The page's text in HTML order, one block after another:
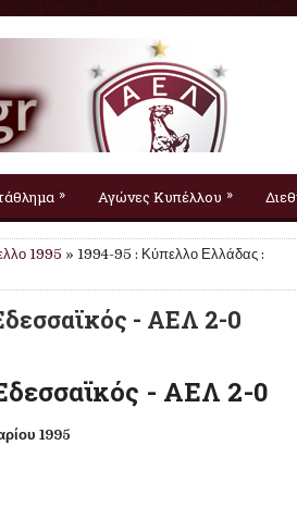
» Αγώνες Κυπέλλου »
1995 » 1994-95 : Κύπελλο Ελλάδας :
- ΑΕΛ 2-0
- ΑΕΛ 2-0
1995